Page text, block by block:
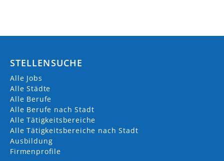
https://www.innklinikum.de/
Vinzenz-von-Paul-Str.
84503 Altötting
AKTUELLE JOBS (12 )
Ausbildung m/w/d Fachkraft Küche
STELLENSUCHE
Alle Jobs
Alle Städte
Alle Berufe
Alle Berufe nach Stadt
Alle Tätigkeitsbereiche
Alle Tätigkeitsbereiche nach Stadt
Ausbildung
Firmenprofile